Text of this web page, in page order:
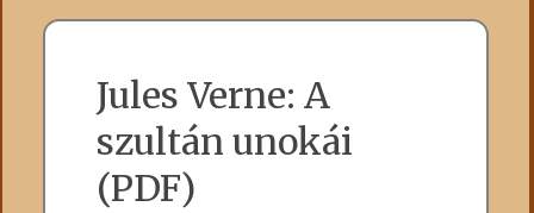
Jules Verne: A
szultán unokái
(PDF)